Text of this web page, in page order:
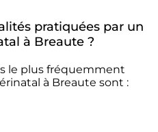
pratiquées par un
à Breaute ?
le plus fréquemment
à Breaute sont :